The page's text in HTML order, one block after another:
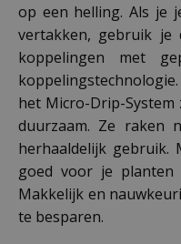
op een helling. Als je
vertakken, gebruik je
koppelingen met
het Micro-Drip-
duurzaam. Ze raken
herhaaldelijk gebruik.
goed voor je planten
Makkelijk en
te besparen.